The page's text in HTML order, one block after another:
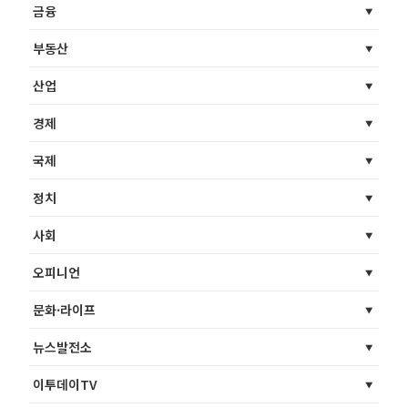
금융
부동산
산업
경제
국제
정치
사회
오피니언
문화·라이프
뉴스발전소
이투데이TV